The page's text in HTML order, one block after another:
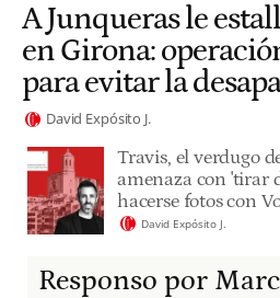
A Junqueras le
en Girona:
para evitar la
David Expósito J.
Travis, el verdugo
amenaza con 'tirar
hacerse fotos con
David Expósito J.
Responso por